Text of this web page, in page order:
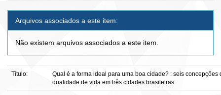
Arquivos associados a este item:
Não existem arquivos associados a este item.
Título:
Qual é a forma ideal para uma boa cidade? : seis
qualidade de vida em três cidades brasileiras